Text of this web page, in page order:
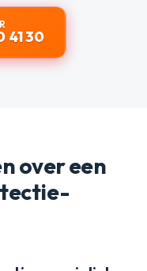
41 30
over een